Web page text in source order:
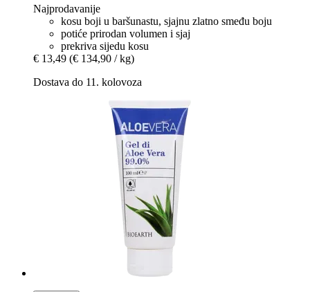
Najprodavanije
kosu boji u baršunastu, sjajnu zlatno smeđu boju
potiće prirodan volumen i sjaj
prekriva sijedu kosu
€ 13,49 (€ 134,90 / kg)
Dostava do 11. kolovoza